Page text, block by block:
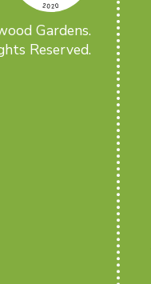
Gardens.
Reserved.